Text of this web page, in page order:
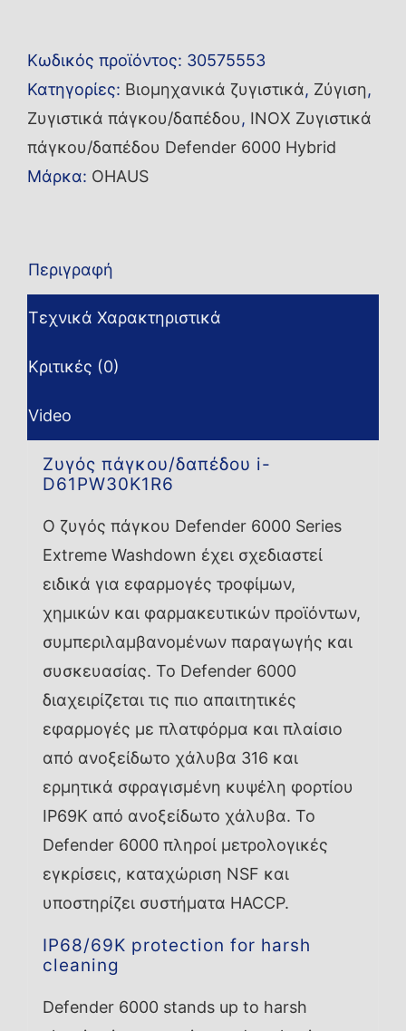
i-
D61PW30K1R6
ποσότητα
Κωδικός προϊόντος: 30575553
Κατηγορίες: Βιομηχανικά ζυγιστικά, Ζύγιση,
Ζυγιστικά πάγκου/δαπέδου, INOX Ζυγιστικά
πάγκου/δαπέδου Defender 6000 Hybrid
Μάρκα: OHAUS
Περιγραφή
Τεχνικά Χαρακτηριστικά
Κριτικές (0)
Video
Ζυγός πάγκου/δαπέδου i-
D61PW30K1R6
Ο ζυγός πάγκου Defender 6000 Series
Extreme Washdown έχει σχεδιαστεί
ειδικά για εφαρμογές τροφίμων,
χημικών και φαρμακευτικών προϊόντων,
συμπεριλαμβανομένων παραγωγής και
συσκευασίας. Το Defender 6000
διαχειρίζεται τις πιο απαιτητικές
εφαρμογές με πλατφόρμα και πλαίσιο
από ανοξείδωτο χάλυβα 316 και
ερμητικά σφραγισμένη κυψέλη φορτίου
IP69K από ανοξείδωτο χάλυβα. Το
Defender 6000 πληροί μετρολογικές
εγκρίσεις, καταχώριση NSF και
υποστηρίζει συστήματα HACCP.
IP68/69K protection for harsh
cleaning
Defender 6000 stands up to harsh